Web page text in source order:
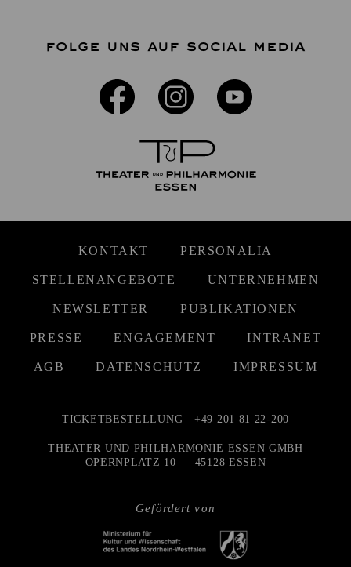
FOLGE UNS AUF SOCIAL MEDIA
KONTAKT PERSONALIA
STELLENANGEBOTE UNTERNEHMEN
NEWSLETTER PUBLIKATIONEN
PRESSE ENGAGEMENT INTRANET
AGB DATENSCHUTZ IMPRESSUM
Gefördert von
TICKETBESTELLUNG +49 201 81 22-200
THEATER UND PHILHARMONIE ESSEN GMBH
OPERNPLATZ 10 — 45128 ESSEN